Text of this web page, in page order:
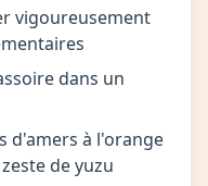
vigoureusement
dans un
d'amers à l'orange
de yuzu